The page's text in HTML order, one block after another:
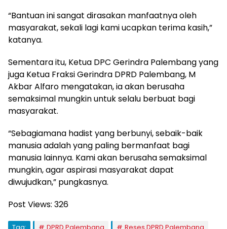
“Bantuan ini sangat dirasakan manfaatnya oleh
masyarakat, sekali lagi kami ucapkan terima kasih,”
katanya.
Sementara itu, Ketua DPC Gerindra Palembang yang
juga Ketua Fraksi Gerindra DPRD Palembang, M
Akbar Alfaro mengatakan, ia akan berusaha
semaksimal mungkin untuk selalu berbuat bagi
masyarakat.
“Sebagiamana hadist yang berbunyi, sebaik-baik
manusia adalah yang paling bermanfaat bagi
manusia lainnya. Kami akan berusaha semaksimal
mungkin, agar aspirasi masyarakat dapat
diwujudkan,” pungkasnya.
Post Views: 326